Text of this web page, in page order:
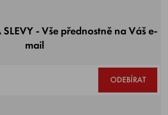
- Vše přednostně na Váš e-
mail
ODEBÍRAT